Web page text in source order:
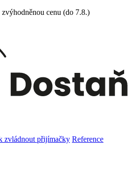
cenu (do 7.8.)
zvládnout přijímačky Reference